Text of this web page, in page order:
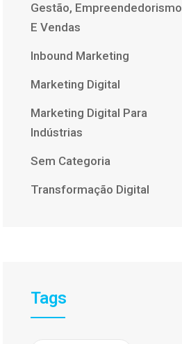
Gestão, Empreendedorismo
E Vendas
Inbound Marketing
Marketing Digital
Marketing Digital Para
Indústrias
Sem Categoria
Transformação Digital
Tags